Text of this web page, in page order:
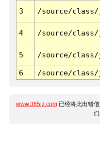
3 /source/class/
4 /source/class/
5 /source/class/
6 /source/class/
www.365jz.com 已经将此出错